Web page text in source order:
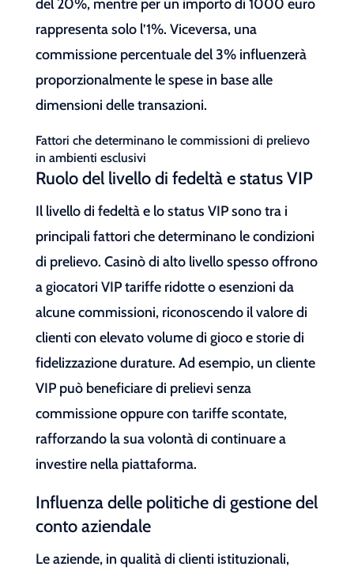
del 20%, mentre per un importo di 1000 euro
rappresenta solo l’1%. Viceversa, una
commissione percentuale del 3% influenzerà
proporzionalmente le spese in base alle
dimensioni delle transazioni.
Fattori che determinano le commissioni di prelievo
in ambienti esclusivi
Ruolo del livello di fedeltà e status VIP
Il livello di fedeltà e lo status VIP sono tra i
principali fattori che determinano le condizioni
di prelievo. Casinò di alto livello spesso offrono
a giocatori VIP tariffe ridotte o esenzioni da
alcune commissioni, riconoscendo il valore di
clienti con elevato volume di gioco e storie di
fidelizzazione durature. Ad esempio, un cliente
VIP può beneficiare di prelievi senza
commissione oppure con tariffe scontate,
rafforzando la sua volontà di continuare a
investire nella piattaforma.
Influenza delle politiche di gestione del
conto aziendale
Le aziende, in qualità di clienti istituzionali,